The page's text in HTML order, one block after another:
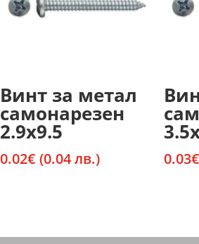
Винт за метал
самонарезен
2.9х9.5
0.02€ (0.04 лв.) 0.03€